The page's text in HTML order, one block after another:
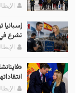
إسبانيا
تشرع